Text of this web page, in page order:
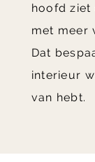
hoofd ziet
met meer
Dat
interieur
van hebt.